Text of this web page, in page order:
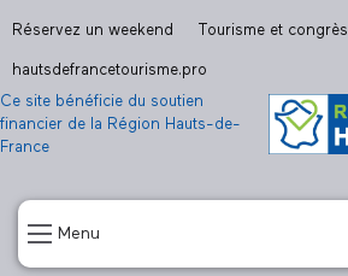
Menu
Réservez un weekend Tourisme et congrès
hautsdefrancetourisme.pro
Ce site bénéficie du soutien
financier de la Région Hauts-de-
France